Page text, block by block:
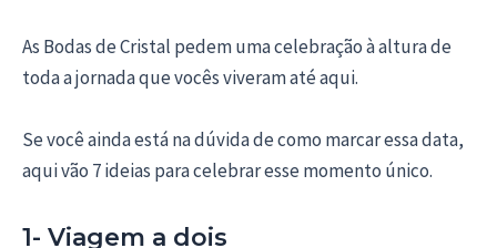
As Bodas de Cristal pedem uma celebração à altura de
toda a jornada que vocês viveram até aqui.
Se você ainda está na dúvida de como marcar essa data,
aqui vão 7 ideias para celebrar esse momento único.
1- Viagem a dois